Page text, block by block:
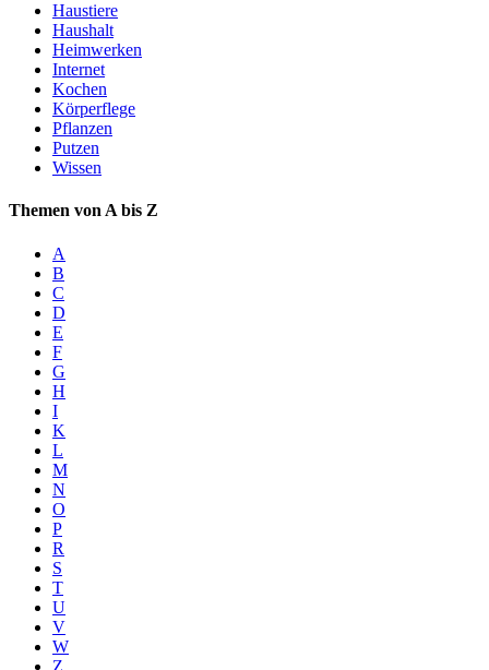
Haustiere
Haushalt
Heimwerken
Internet
Kochen
Körperflege
Pflanzen
Putzen
Wissen
Themen von A bis Z
A
B
C
D
E
F
G
H
I
K
L
M
N
O
P
R
S
T
U
V
W
Z